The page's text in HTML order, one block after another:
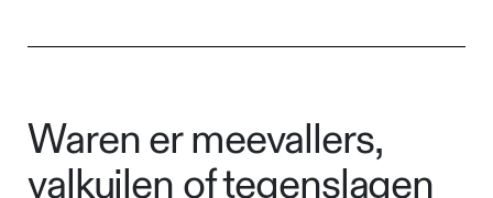
Waren er meevallers,
valkuilen of tegenslagen